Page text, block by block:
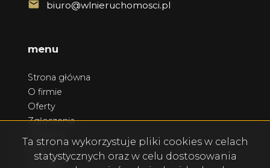
biuro@wlnieruchomosci.pl
menu
Strona główna
O firmie
Oferty
Zgłoszenia
Kontakt
Ta strona wykorzystuje pliki cookies w celach
statystycznych oraz w celu dostosowania